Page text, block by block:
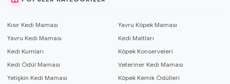
Kısır Kedi Maması
Yavru Köpek Maması
Yavru Kedi Maması
Kedi Maltları
Kedi Kumları
Köpek Konserveleri
Kedi Ödül Maması
Veteriner Kedi Maması
Yetişkin Kedi Maması
Köpek Kemik Ödülleri